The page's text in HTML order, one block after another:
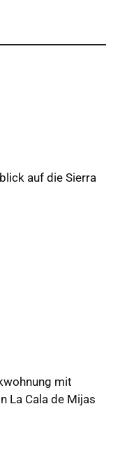
auf die Sierra
mit
La Cala de Mijas